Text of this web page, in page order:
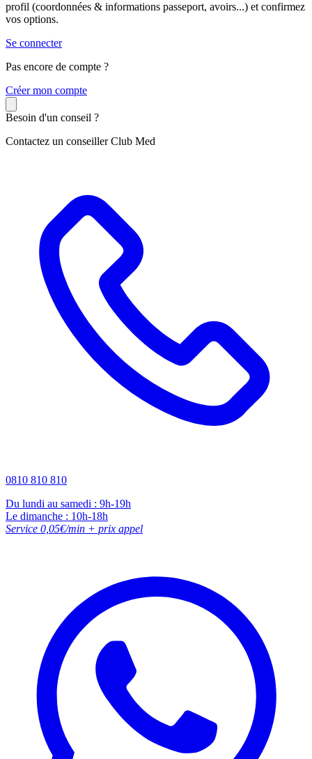
profil (coordonnées & informations passeport, avoirs...) et confirmez
vos options.
Se connecter
Pas encore de compte ?
Créer mon compte
Besoin d'un conseil ?
Contactez un conseiller Club Med
0810 810 810
Du lundi au samedi : 9h-19h
Le dimanche : 10h-18h
Service 0,05€/min + prix appel